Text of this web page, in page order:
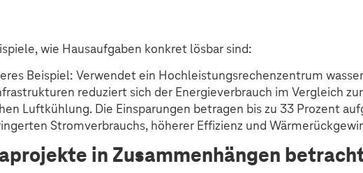
wie Hausaufgaben konkret lösbar sind:
Beispiel: Verwendet ein Hochleistungsrechenzentrum
reduziert sich der Energieverbrauch im Vergleich zur
Luftkühlung. Die Einsparungen betragen bis zu 33 Prozent
Stromverbrauchs, höherer Effizienz und
in Zusammenhängen